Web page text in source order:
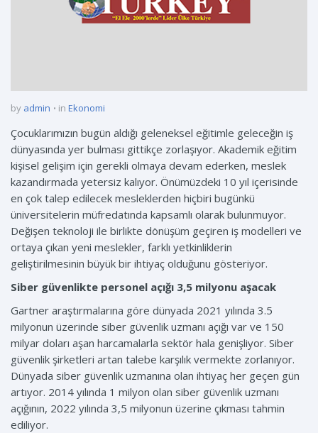
by admin in Ekonomi
Çocuklarımızın bugün aldığı geleneksel eğitimle geleceğin iş
dünyasında yer bulması gittikçe zorlaşıyor. Akademik eğitim
kişisel gelişim için gerekli olmaya devam ederken, meslek
kazandırmada yetersiz kalıyor. Önümüzdeki 10 yıl içerisinde
en çok talep edilecek mesleklerden hiçbiri bugünkü
üniversitelerin müfredatında kapsamlı olarak bulunmuyor.
Değişen teknoloji ile birlikte dönüşüm geçiren iş modelleri ve
ortaya çıkan yeni meslekler, farklı yetkinliklerin
geliştirilmesinin büyük bir ihtiyaç olduğunu gösteriyor.
Siber güvenlikte personel açığı 3,5 milyonu aşacak
Gartner araştırmalarına göre dünyada 2021 yılında 3.5
milyonun üzerinde siber güvenlik uzmanı açığı var ve 150
milyar doları aşan harcamalarla sektör hala genişliyor. Siber
güvenlik şirketleri artan talebe karşılık vermekte zorlanıyor.
Dünyada siber güvenlik uzmanına olan ihtiyaç her geçen gün
artıyor. 2014 yılında 1 milyon olan siber güvenlik uzmanı
açığının, 2022 yılında 3,5 milyonun üzerine çıkması tahmin
ediliyor.